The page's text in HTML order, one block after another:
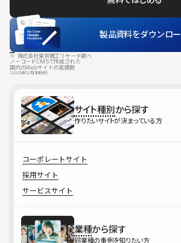
製品資料をダウンロ
※ 株式会社東京商工リサーチ調べ
ノーコードCMSで作成された
国内のWebサイトの実績数
（2025年12月末時点）
サイト種別から探す
作りたいサイトが決まっている方
コーポレートサイト
採用サイト
サービスサイト
業種から探す
同業種の事例を知りたい方